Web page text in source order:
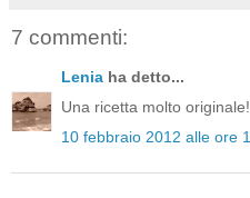
7 commenti:
Lenia ha detto...
Una ricetta molto
10 febbraio 2012 alle ore